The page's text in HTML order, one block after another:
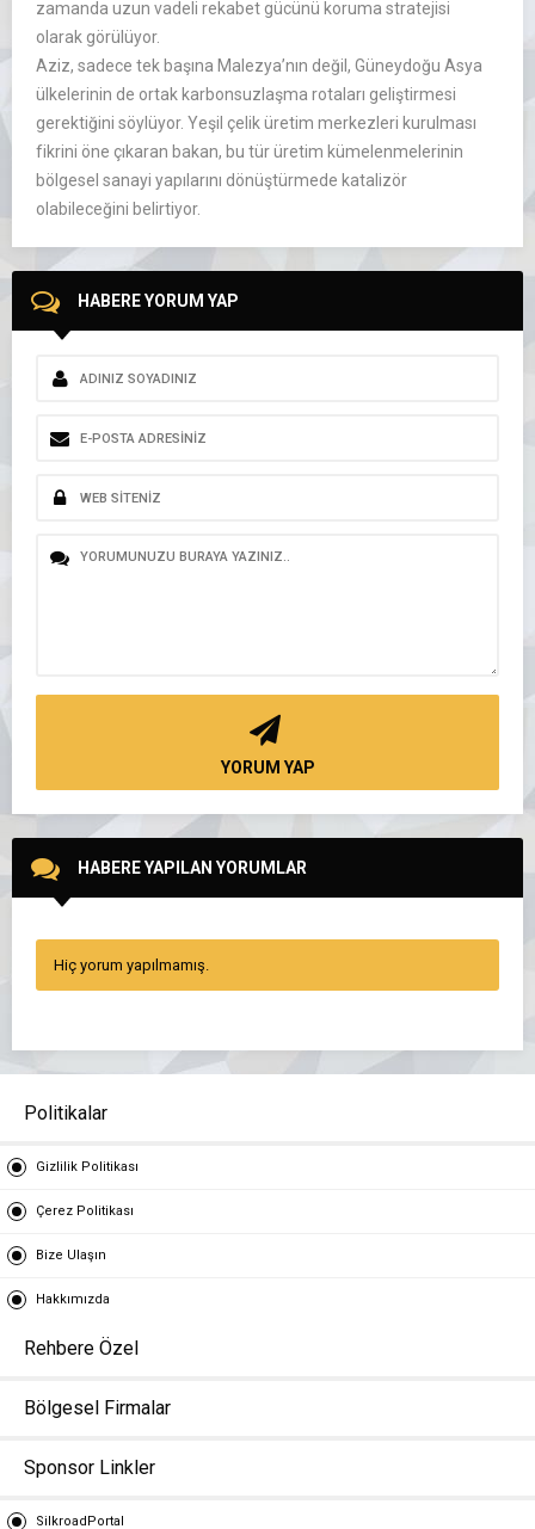
zamanda uzun vadeli rekabet gücünü koruma stratejisi
olarak görülüyor.
Aziz, sadece tek başına Malezya’nın değil, Güneydoğu Asya
ülkelerinin de ortak karbonsuzlaşma rotaları geliştirmesi
gerektiğini söylüyor. Yeşil çelik üretim merkezleri kurulması
fikrini öne çıkaran bakan, bu tür üretim kümelenmelerinin
bölgesel sanayi yapılarını dönüştürmede katalizör
olabileceğini belirtiyor.
HABERE YORUM YAP
YORUM YAP
HABERE YAPILAN YORUMLAR
Hiç yorum yapılmamış.
Politikalar
Gizlilik Politikası
Çerez Politikası
Bize Ulaşın
Hakkımızda
Rehbere Özel
Bölgesel Firmalar
Sponsor Linkler
SilkroadPortal